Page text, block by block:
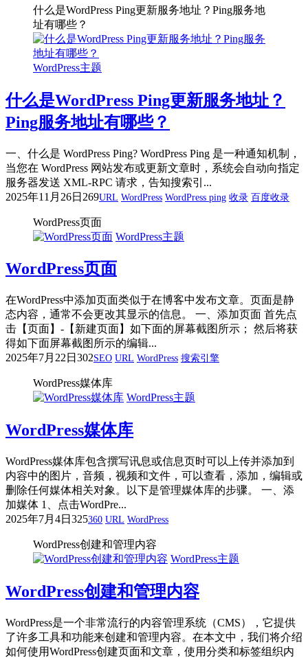
什么是WordPress Ping更新服务地址？Ping服务地
址有哪些？
WordPress主题
什么是WordPress Ping更新服务地址？
Ping服务地址有哪些？
一、什么是 WordPress Ping? WordPress Ping 是一种通知机制，
当您在 WordPress 网站发布或更新文章时，系统会自动向指定
服务器发送 XML-RPC 请求，告知搜索引...
2025年11月26日 269URL WordPress WordPress ping 收录 百度收录
WordPress页面
WordPress主题
WordPress页面
在WordPress中添加页面类似于在博客中发布文章。页面是静
态内容，通常不会更改其显示的信息。 一、添加页面 首先点
击【页面】-【新建页面】如下面的屏幕截图所示； 然后将获
得如下面屏幕截图所示的编辑...
2025年7月22日 302SEO URL WordPress 搜索引擎
WordPress媒体库
WordPress主题
WordPress媒体库
WordPress媒体库包含撰写讯息或信息页时可以上传并添加到
内容中的图片，音频，视频和文件，可以查看，添加，编辑或
删除任何媒体相关对象。以下是管理媒体库的步骤。 一、添
加媒体 1、点击WordPre...
2025年7月4日 325360 URL WordPress
WordPress创建和管理内容
WordPress主题
WordPress创建和管理内容
WordPress是一个非常流行的内容管理系统（CMS），它提供
了许多工具和功能来创建和管理内容。在本文中，我们将介绍
如何使用WordPress创建页面和文章，使用分类和标签组织内